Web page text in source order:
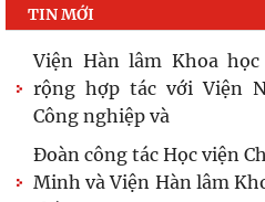
TIN MỚI
Viện Hàn lâm Khoa
rộng hợp tác với Viện
Công nghiệp và
Đoàn công tác Học viện
Minh và Viện Hàn lâm